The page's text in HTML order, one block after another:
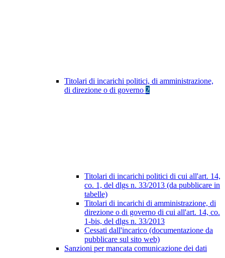
Titolari di incarichi politici, di amministrazione,
di direzione o di governo 2
Titolari di incarichi politici di cui all'art. 14,
co. 1, del dlgs n. 33/2013 (da pubblicare in
tabelle)
Titolari di incarichi di amministrazione, di
direzione o di governo di cui all'art. 14, co.
1-bis, del dlgs n. 33/2013
Cessati dall'incarico (documentazione da
pubblicare sul sito web)
Sanzioni per mancata comunicazione dei dati